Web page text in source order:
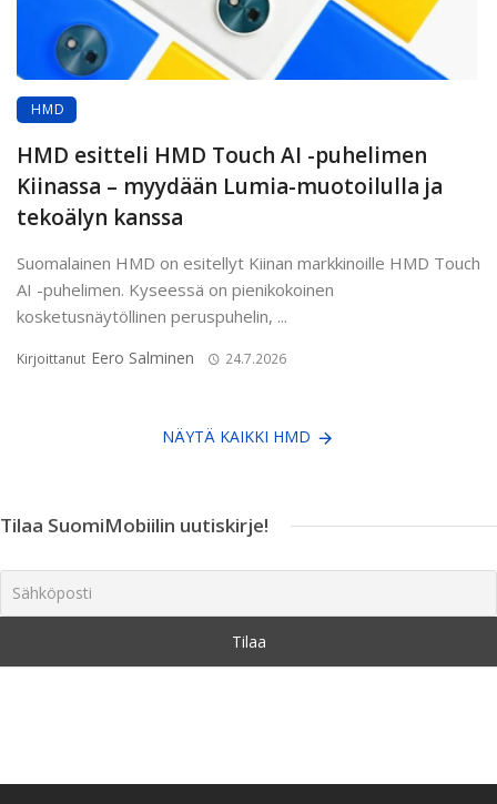
HMD
HMD esitteli HMD Touch AI -puhelimen
Kiinassa – myydään Lumia-muotoilulla ja
tekoälyn kanssa
Suomalainen HMD on esitellyt Kiinan markkinoille HMD Touch
AI -puhelimen. Kyseessä on pienikokoinen
kosketusnäytöllinen peruspuhelin, ...
Kirjoittanut Eero Salminen 24.7.2026
NÄYTÄ KAIKKI HMD
Tilaa SuomiMobiilin uutiskirje!